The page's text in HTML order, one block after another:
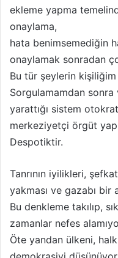
ekleme yapma
onaylama,
hata benimsemediğin
onaylamak sonradan
Bu tür şeylerin
Sorgulamamdan sonra
yarattığı sistem
merkeziyetçi örgüt
Despotiktir.
Tanrının iyilikleri,
yakması ve gazabı bir
Bu denkleme takılıp,
zamanlar nefes
Öte yandan ülkeni,